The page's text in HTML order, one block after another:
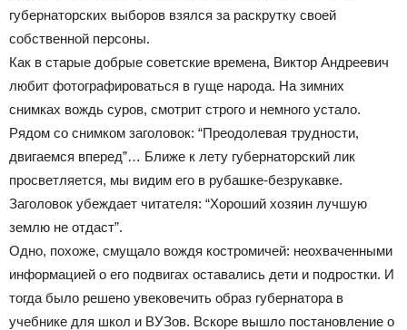
губернаторских выборов взялся за раскрутку своей
собственной персоны.
Как в старые добрые советские времена, Виктор Андреевич
любит фотографироваться в гуще народа. На зимних
снимках вождь суров, смотрит строго и немного устало.
Рядом со снимком заголовок: “Преодолевая трудности,
двигаемся вперед”… Ближе к лету губернаторский лик
просветляется, мы видим его в рубашке-безрукавке.
Заголовок убеждает читателя: “Хороший хозяин лучшую
землю не отдаст”.
Одно, похоже, смущало вождя костромичей: неохваченными
информацией о его подвигах оставались дети и подростки. И
тогда было решено увековечить образ губернатора в
учебнике для школ и ВУЗов. Вскоре вышло постановление о